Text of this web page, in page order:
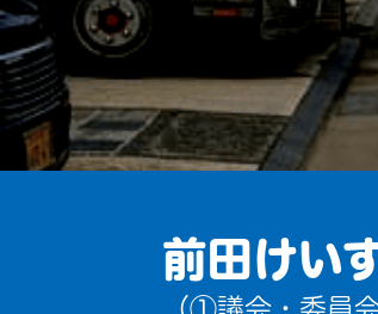
前田けい